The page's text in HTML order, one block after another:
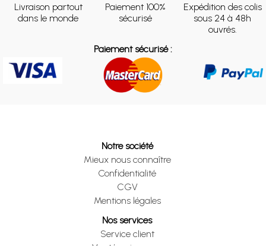
Livraison partout
dans le monde
Paiement 100%
sécurisé
Expédition des colis
sous 24 à 48h
ouvrés.
Paiement sécurisé :
Notre société
Mieux nous connaître
Confidentialité
CGV
Mentions légales
Nos services
Service client